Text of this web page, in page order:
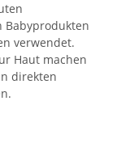
Babyprodukten
verwendet.
Haut machen
direkten